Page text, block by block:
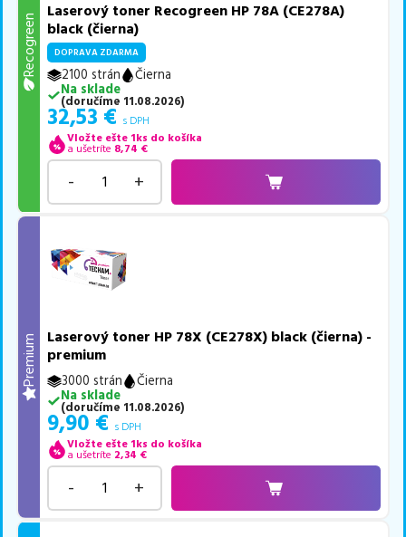
Recogreen
Laserový toner Recogreen HP 78A (CE278A)
black (čierna)
DOPRAVA ZDARMA
2100 strán
Čierna
Na sklade
(doručíme 11.08.2026)
32,53 € s DPH
Vložte ešte 1ks do košíka
a ušetríte 8,74 €
- +
Premium
Laserový toner HP 78X (CE278X) black (čierna) -
premium
3000 strán
Čierna
Na sklade
(doručíme 11.08.2026)
9,90 € s DPH
Vložte ešte 1ks do košíka
a ušetríte 2,34 €
- +